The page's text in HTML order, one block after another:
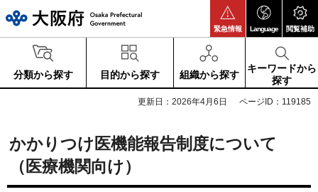
緊急情報 Language 閲覧補助
分類から探す 目的から探す 組織から探す
キーワードから
探す
更新日：2026年4月6日 ページID：119185
かかりつけ医機能報告制度について
（医療機関向け）